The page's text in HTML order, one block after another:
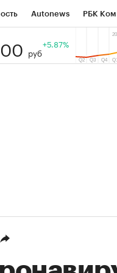
Autonews РБК
Тренды
руб
+5.87%